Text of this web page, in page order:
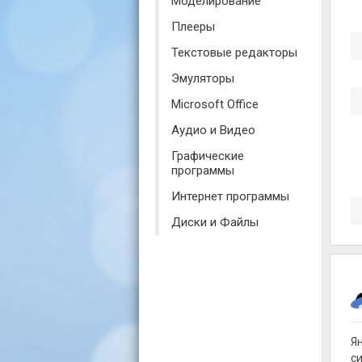
Плееры
Текстовые редакторы
Эмуляторы
Microsoft Office
Аудио и Видео
Графические
программы
Интернет программы
Диски и Файлы